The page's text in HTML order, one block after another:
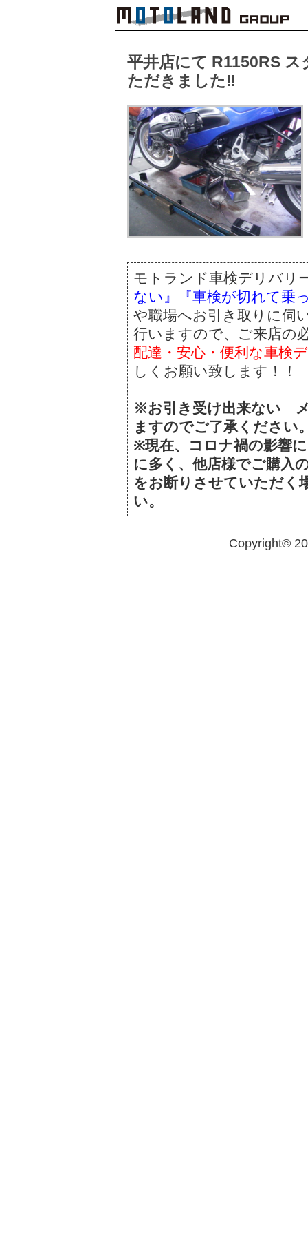
平井店にて R1150RS
ただきました‼
モトランド車検デリバリ
ない』『車検が切れて乗
や職場へお引き取りに伺
行いますので、ご来店の
配達・安心・便利な車検
しくお願い致します！！
※お引き受け出来ない
ますのでご了承ください
※現在、コロナ禍の影響
に多く、他店様でご購入
をお断りさせていただく
い。
Copyright©